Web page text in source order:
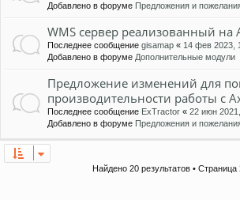
Добавлено в форуме Предложения и
WMS сервер реализованный на
Последнее сообщение gisamap « 14 фев 2023,
Добавлено в форуме Дополнительные модули
Предложение изменений для
производительности работы с
Последнее сообщение ExTractor « 22 июн
Добавлено в форуме Предложения и
Найдено 20 результатов • Страница